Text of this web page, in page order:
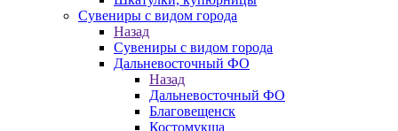
Сувениры с видом города
Назад
Сувениры с видом города
Дальневосточный ФО
Назад
Дальневосточный ФО
Благовещенск
Костомукша